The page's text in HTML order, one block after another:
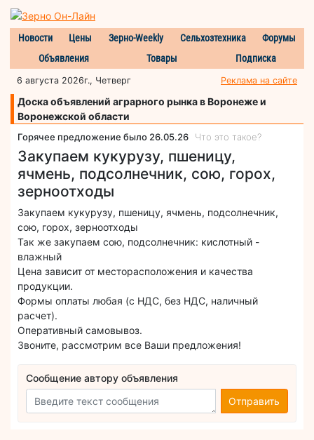
Новости Цены Зерно-Weekly Сельхозтехника
Форумы
Объявления
Товары Подписка
6 августа 2026г., Четверг Реклама на сайте
Доска объявлений аграрного рынка в Воронеже и
Воронежской области
Горячее предложение было 26.05.26 Что это такое?
Закупаем кукурузу, пшеницу,
ячмень, подсолнечник, сою, горох,
зерноотходы
Закупаем кукурузу, пшеницу, ячмень, подсолнечник,
сою, горох, зерноотходы
Так же закупаем сою, подсолнечник: кислотный -
влажный
Цена зависит от месторасположения и качества
продукции.
Формы оплаты любая (с НДС, без НДС, наличный
расчет).
Оперативный самовывоз.
Звоните, рассмотрим все Ваши предложения!
Сообщение автору объявления
Отправить